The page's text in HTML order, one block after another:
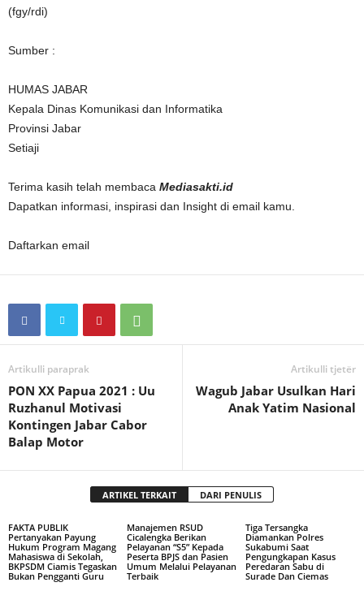
(fgy/rdi)
Sumber :
HUMAS JABAR
Kepala Dinas Komunikasi dan Informatika
Provinsi Jabar
Setiaji
Terima kasih telah membaca Mediasakti.id
Dapatkan informasi, inspirasi dan Insight di email kamu.
Daftarkan email
Artikulli paraprak
PON XX Papua 2021 : Uu
Ruzhanul Motivasi
Kontingen Jabar Cabor
Balap Motor
Artikulli tjetër
Wagub Jabar Usulkan Hari
Anak Yatim Nasional
ARTIKEL TERKAIT DARI PENULIS
FAKTA PUBLIK
Pertanyakan Payung
Hukum Program Magang
Mahasiswa di Sekolah,
BKPSDM Ciamis Tegaskan
Bukan Pengganti Guru
Manajemen RSUD
Cicalengka Berikan
Pelayanan “S5” Kepada
Peserta BPJS dan Pasien
Umum Melalui Pelayanan
Terbaik
Tiga Tersangka
Diamankan Polres
Sukabumi Saat
Pengungkapan Kasus
Peredaran Sabu di
Surade Dan Ciemas